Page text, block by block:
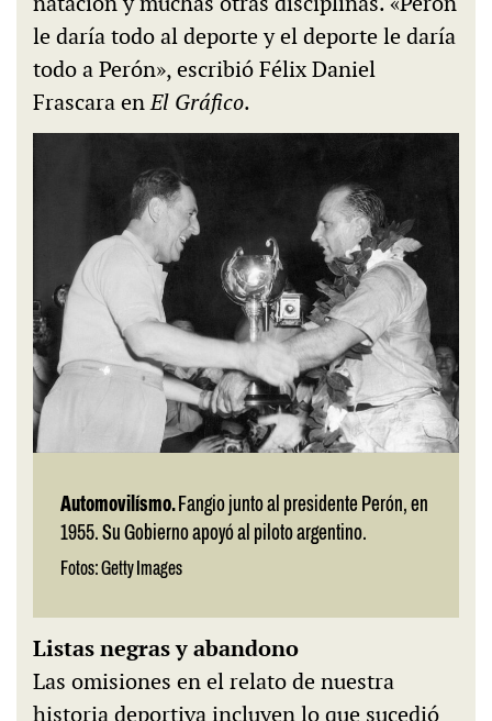
le daría todo al deporte y el deporte le daría
todo a Perón», escribió Félix Daniel
Frascara enEl Gráfico.
Automovilísmo. Fangio junto al presidente Perón, en
1955. Su Gobierno apoyó al piloto argentino.
Fotos: Getty Images
Listas negras y abandono
Las omisiones en el relato de nuestra
historia deportiva incluyen lo que sucedió